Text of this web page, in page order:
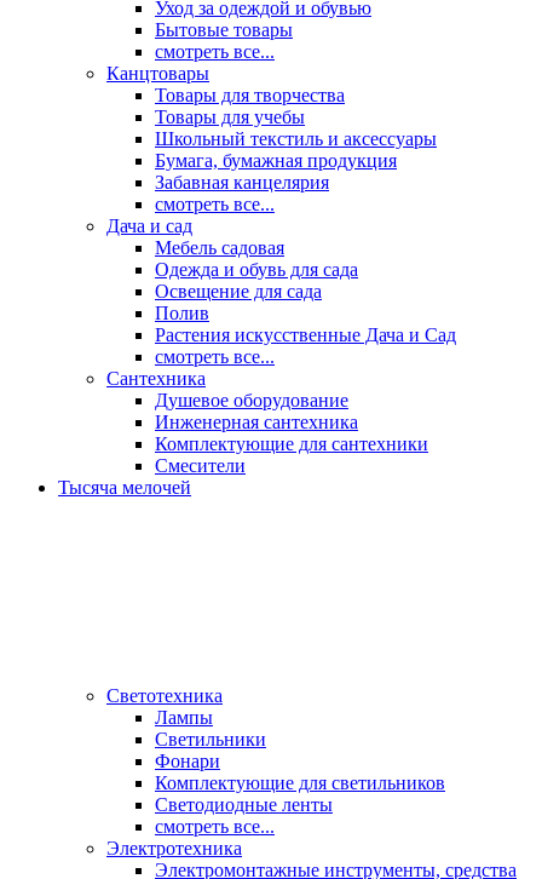
Уход за одеждой и обувью
Бытовые товары
смотреть все...
Канцтовары
Товары для творчества
Товары для учебы
Школьный текстиль и аксессуары
Бумага, бумажная продукция
Забавная канцелярия
смотреть все...
Дача и сад
Мебель садовая
Одежда и обувь для сада
Освещение для сада
Полив
Растения искусственные Дача и Сад
смотреть все...
Сантехника
Душевое оборудование
Инженерная сантехника
Комплектующие для сантехники
Смесители
Тысяча мелочей
Светотехника
Лампы
Светильники
Фонари
Комплектующие для светильников
Светодиодные ленты
смотреть все...
Электротехника
Электромонтажные инструменты, средства